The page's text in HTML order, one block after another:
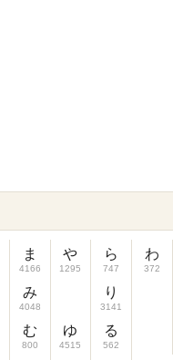
ま
4166
み
4048
む
800
や
1295
ゆ
4515
ら
747
り
3141
る
562
わ
372